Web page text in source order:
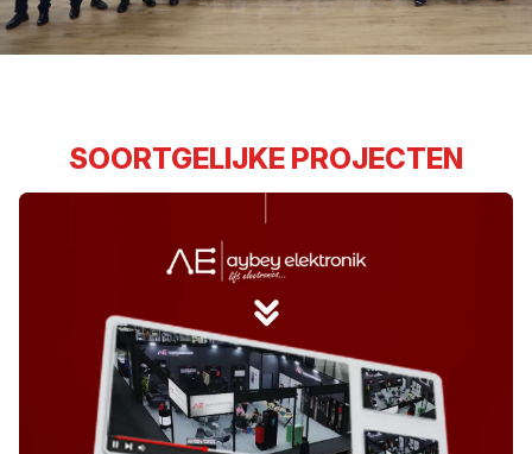
SOORTGELIJKE PROJECTEN